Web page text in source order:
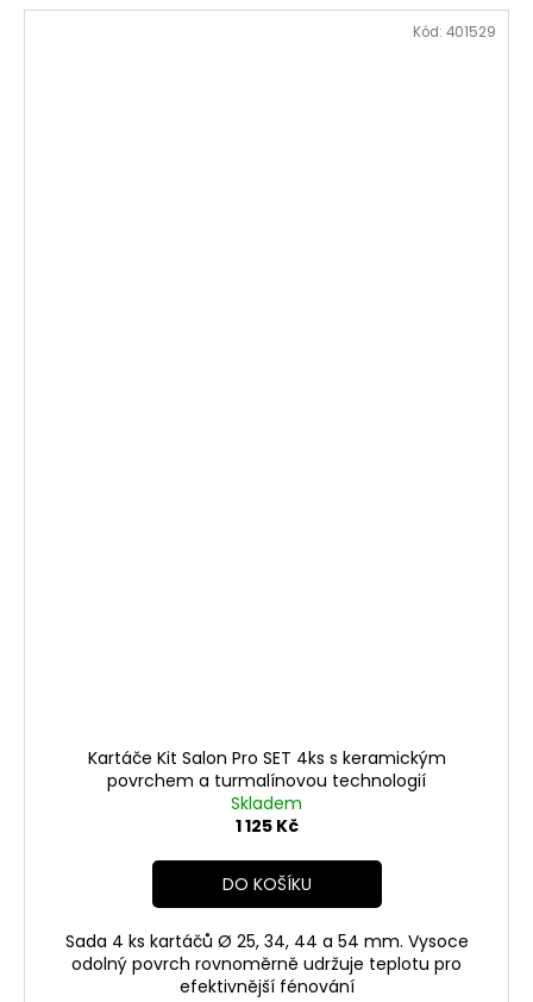
Kartáče Kit Salon Pro SET 4ks s keramickým
povrchem a turmalínovou technologií
Skladem
1 125 Kč
DO KOŠÍKU
Sada 4 ks kartáčů Ø 25, 34, 44 a 54 mm. Vysoce
odolný povrch rovnoměrně udržuje teplotu pro
efektivnější fénování
Kód: 401529